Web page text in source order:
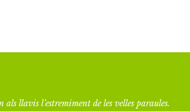
llavis l’estremiment de les velles paraules.